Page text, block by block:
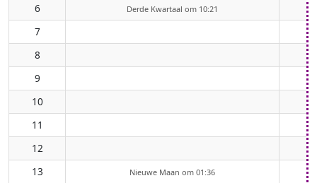
6
Derde Kwartaal om 10:21
7
8
9
10
11
12
13
Nieuwe Maan om 01:36